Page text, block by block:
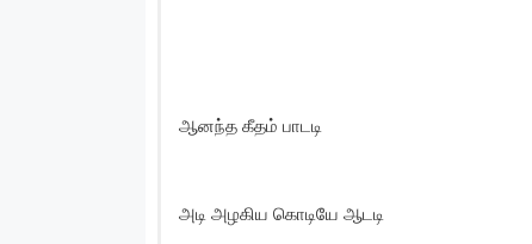
ஆனந்த கீதம் பாடடி
அடி அழகிய கொடியே ஆடடி